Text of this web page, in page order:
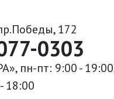
172
0303
пн-пт: 9:00 -
18:00